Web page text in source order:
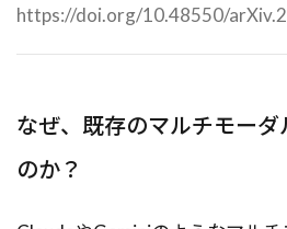
https://doi.org/10.48550/
なぜ、既存のマルチモー
のか？